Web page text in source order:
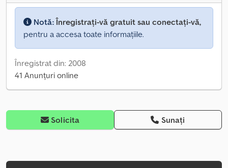
Notă:Înregistrați-vă gratuit sau conectați-vă,
pentru a accesa toate informațiile.
Înregistrat din: 2008
41 Anunțuri online
Solicita Sunați